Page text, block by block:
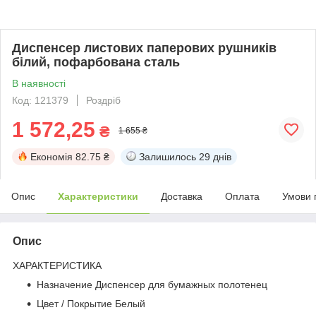
Диспенсер листових паперових рушників
білий, пофарбована сталь
В наявності
Код: 121379
Роздріб
1 572,25 ₴ 1 655 ₴
Економія 82.75 ₴ Залишилось 29 днів
Опис Характеристики Доставка Оплата Умови
Опис
ХАРАКТЕРИСТИКА
Назначение Диспенсер для бумажных полотенец
Цвет / Покрытие Белый